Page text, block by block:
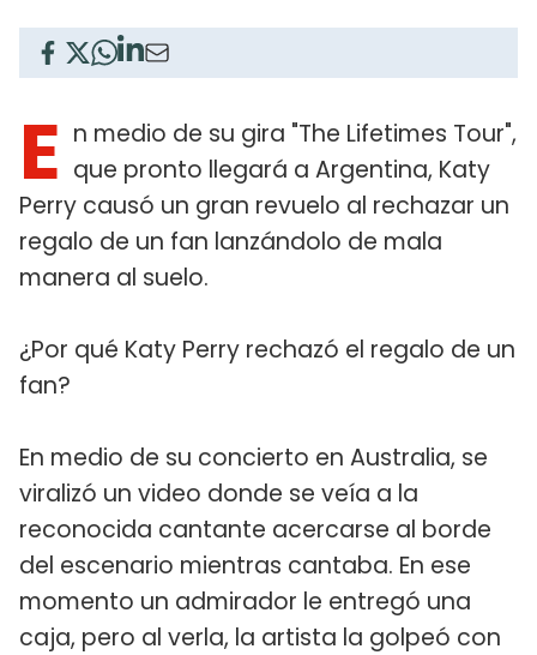
E n medio de su gira "The Lifetimes Tour",
que pronto llegará a Argentina, Katy
Perry causó un gran revuelo al rechazar un
regalo de un fan lanzándolo de mala
manera al suelo.
¿Por qué Katy Perry rechazó el regalo de un
fan?
En medio de su concierto en Australia, se
viralizó un video donde se veía a la
reconocida cantante acercarse al borde
del escenario mientras cantaba. En ese
momento un admirador le entregó una
caja, pero al verla, la artista la golpeó con